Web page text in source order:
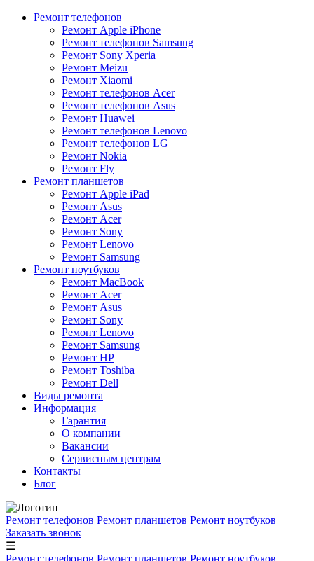
Ремонт телефонов
Ремонт Apple iPhone
Ремонт телефонов Samsung
Ремонт Sony Xperia
Ремонт Meizu
Ремонт Xiaomi
Ремонт телефонов Acer
Ремонт телефонов Asus
Ремонт Huawei
Ремонт телефонов Lenovo
Ремонт телефонов LG
Ремонт Nokia
Ремонт Fly
Ремонт планшетов
Ремонт Apple iPad
Ремонт Asus
Ремонт Acer
Ремонт Sony
Ремонт Lenovo
Ремонт Samsung
Ремонт ноутбуков
Ремонт MacBook
Ремонт Acer
Ремонт Asus
Ремонт Sony
Ремонт Lenovo
Ремонт Samsung
Ремонт HP
Ремонт Toshiba
Ремонт Dell
Виды ремонта
Информация
Гарантия
О компании
Вакансии
Сервисным центрам
Контакты
Блог
Ремонт телефонов Ремонт планшетов Ремонт ноутбуков
Заказать звонок
☰
Ремонт телефонов Ремонт планшетов Ремонт ноутбуков